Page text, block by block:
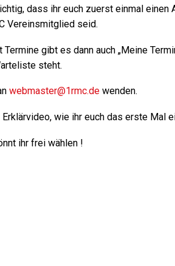
dass ihr euch zuerst einmal
Vereinsmitglied seid.
Termine gibt es dann auch „Meine
steht.
webmaster@1rmc.de wenden.
wie ihr euch das erste Mal
ihr frei wählen !